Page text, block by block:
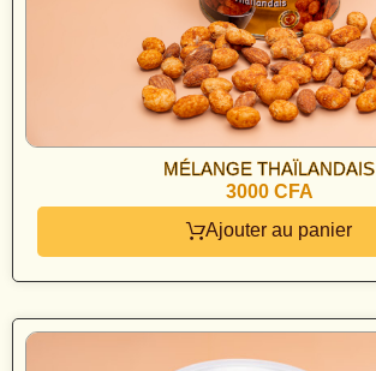
MÉLANGE THAÏLANDAIS
3000 CFA
Ajouter au panier